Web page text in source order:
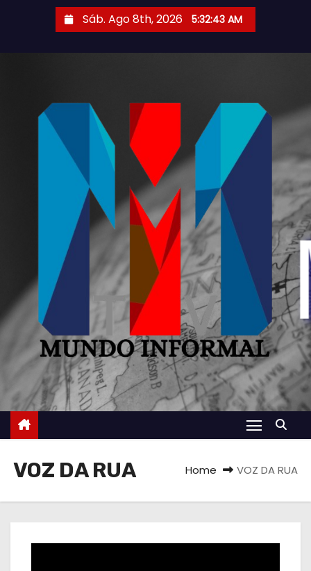
Sáb. Ago 8th, 2026 5:32:44 AM
VOZ DA RUA Home VOZ DA RUA